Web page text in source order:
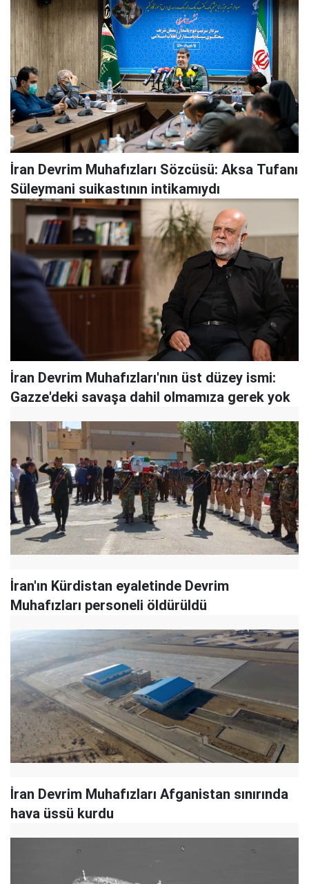
İran Devrim Muhafızları Sözcüsü: Aksa Tufanı
Süleymani suikastının intikamıydı
İran Devrim Muhafızları'nın üst düzey ismi:
Gazze'deki savaşa dahil olmamıza gerek yok
İran'ın Kürdistan eyaletinde Devrim
Muhafızları personeli öldürüldü
İran Devrim Muhafızları Afganistan sınırında
hava üssü kurdu